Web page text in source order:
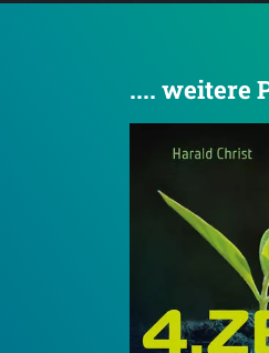
.... weitere